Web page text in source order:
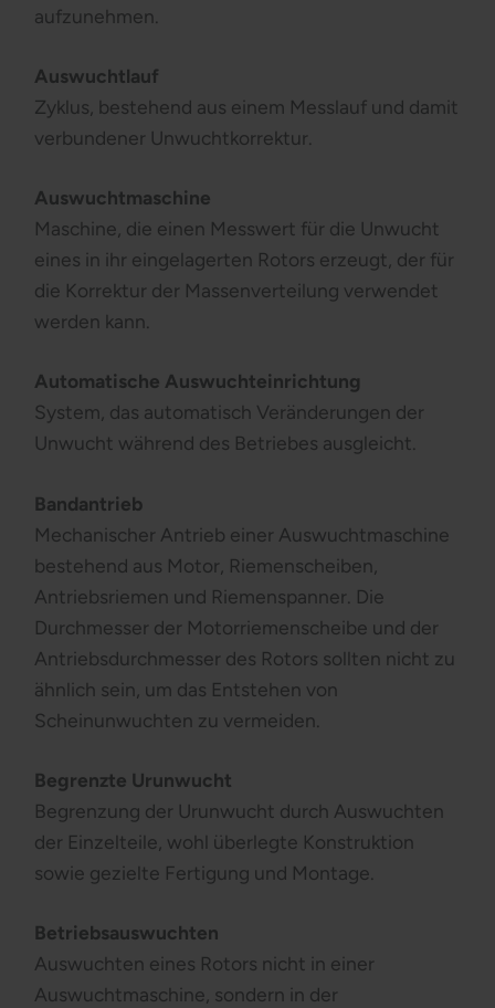
aufzunehmen.
Auswuchtlauf
Zyklus, bestehend aus einem Messlauf und damit
verbundener Unwuchtkorrektur.
Auswuchtmaschine
Maschine, die einen Messwert für die Unwucht
eines in ihr eingelagerten Rotors erzeugt, der für
die Korrektur der Massenverteilung verwendet
werden kann.
Automatische Auswuchteinrichtung
System, das automatisch Veränderungen der
Unwucht während des Betriebes ausgleicht.
Bandantrieb
Mechanischer Antrieb einer Auswuchtmaschine
bestehend aus Motor, Riemenscheiben,
Antriebsriemen und Riemenspanner. Die
Durchmesser der Motorriemenscheibe und der
Antriebsdurchmesser des Rotors sollten nicht zu
ähnlich sein, um das Entstehen von
Scheinunwuchten zu vermeiden.
Begrenzte Urunwucht
Begrenzung der Urunwucht durch Auswuchten
der Einzelteile, wohl überlegte Konstruktion
sowie gezielte Fertigung und Montage.
Betriebsauswuchten
Auswuchten eines Rotors nicht in einer
Auswuchtmaschine, sondern in der